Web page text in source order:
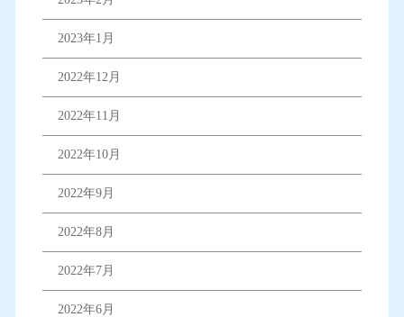
2023年1月
2022年12月
2022年11月
2022年10月
2022年9月
2022年8月
2022年7月
2022年6月